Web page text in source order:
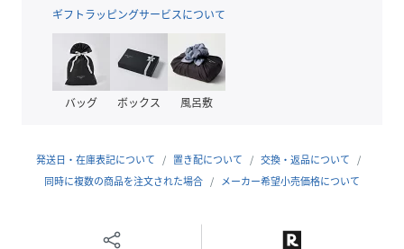
定感も抜群。
見た目だけでなく、つけ心地にもこだわったデザインです。
肩ストラップは付け替え可能。
ストラップをクロスにしたり、様々な着用方法をお楽しみい
ただけます。
ナイロン80％、ポリウレタン20％
パッド取り外し可
ギフトラッピングサービスについて
バッグ ボックス 風呂敷
発送日・在庫表記について 置き配について
交換・返品について
同時に複数の商品を注文された場合
メーカー希望小売価格について